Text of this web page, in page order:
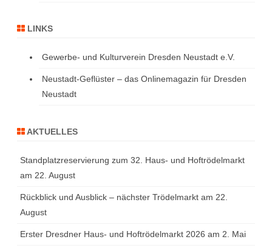
LINKS
Gewerbe- und Kulturverein Dresden Neustadt e.V.
Neustadt-Geflüster – das Onlinemagazin für Dresden
Neustadt
AKTUELLES
Standplatzreservierung zum 32. Haus- und Hoftrödelmarkt
am 22. August
Rückblick und Ausblick – nächster Trödelmarkt am 22.
August
Erster Dresdner Haus- und Hoftrödelmarkt 2026 am 2. Mai